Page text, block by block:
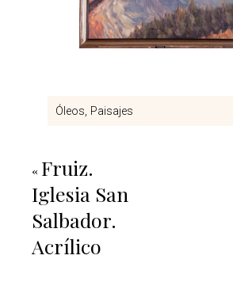
Óleos Paisajes
« Fruiz.
Iglesia San
Salbador.
Acrílico